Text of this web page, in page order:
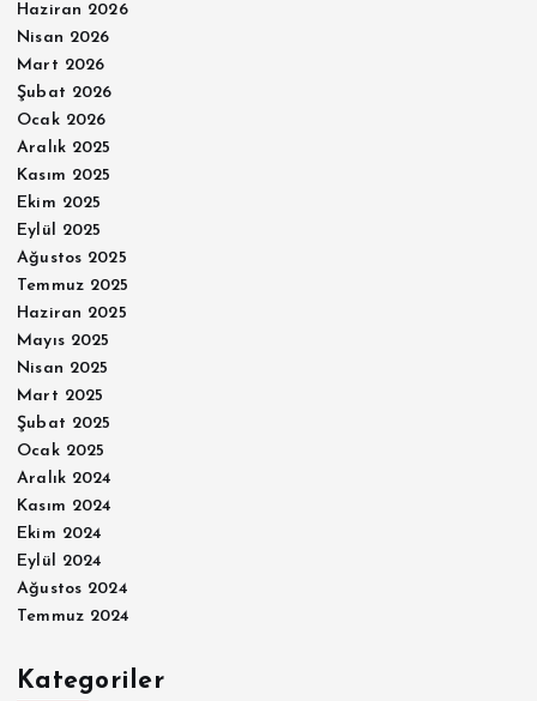
Haziran 2026
Nisan 2026
Mart 2026
Şubat 2026
Ocak 2026
Aralık 2025
Kasım 2025
Ekim 2025
Eylül 2025
Ağustos 2025
Temmuz 2025
Haziran 2025
Mayıs 2025
Nisan 2025
Mart 2025
Şubat 2025
Ocak 2025
Aralık 2024
Kasım 2024
Ekim 2024
Eylül 2024
Ağustos 2024
Temmuz 2024
Kategoriler